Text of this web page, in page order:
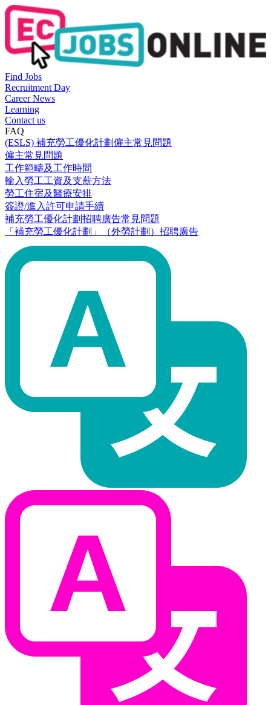
Find Jobs
Recruitment Day
Career News
Learning
Contact us
FAQ
(ESLS) 補充勞工優化計劃僱主常見問題
僱主常見問題
工作範疇及工作時間
輸入勞工工資及支薪方法
勞工住宿及醫療安排
簽證/進入許可申請手續
補充勞工優化計劃招聘廣告常見問題
「補充勞工優化計劃」（外勞計劃）招聘廣告